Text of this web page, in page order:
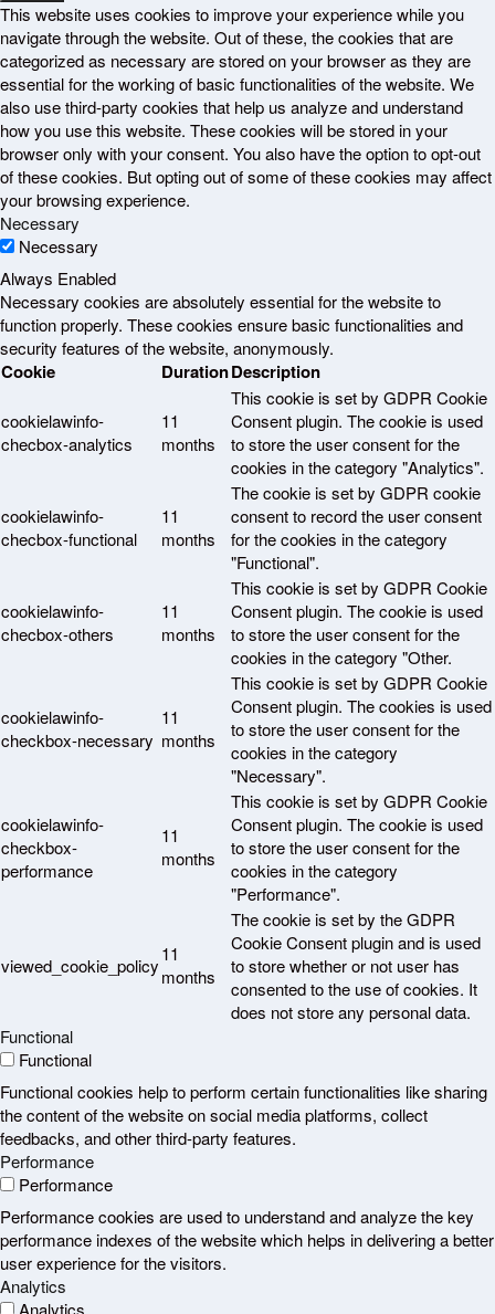
This website uses cookies to improve your experience while you
navigate through the website. Out of these, the cookies that are
categorized as necessary are stored on your browser as they are
essential for the working of basic functionalities of the website. We
also use third-party cookies that help us analyze and understand
how you use this website. These cookies will be stored in your
browser only with your consent. You also have the option to opt-out
of these cookies. But opting out of some of these cookies may affect
your browsing experience.
Necessary
Necessary
Always Enabled
Necessary cookies are absolutely essential for the website to
function properly. These cookies ensure basic functionalities and
security features of the website, anonymously.
Cookie DurationDescription
cookielawinfo-
checbox-analytics
11
months
This cookie is set by GDPR Cookie
Consent plugin. The cookie is used
to store the user consent for the
cookies in the category "Analytics".
cookielawinfo-
checbox-functional
11
months
The cookie is set by GDPR cookie
consent to record the user consent
for the cookies in the category
"Functional".
cookielawinfo-
checbox-others
11
months
This cookie is set by GDPR Cookie
Consent plugin. The cookie is used
to store the user consent for the
cookies in the category "Other.
cookielawinfo-
checkbox-necessary
11
months
This cookie is set by GDPR Cookie
Consent plugin. The cookies is used
to store the user consent for the
cookies in the category
"Necessary".
cookielawinfo-
checkbox-
performance
11
months
This cookie is set by GDPR Cookie
Consent plugin. The cookie is used
to store the user consent for the
cookies in the category
"Performance".
viewed_cookie_policy
11
months
The cookie is set by the GDPR
Cookie Consent plugin and is used
to store whether or not user has
consented to the use of cookies. It
does not store any personal data.
Functional
Functional
Functional cookies help to perform certain functionalities like sharing
the content of the website on social media platforms, collect
feedbacks, and other third-party features.
Performance
Performance
Performance cookies are used to understand and analyze the key
performance indexes of the website which helps in delivering a better
user experience for the visitors.
Analytics
Analytics